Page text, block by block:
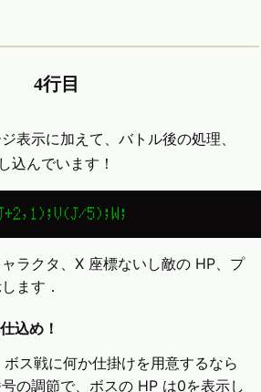
4行目
表示に加えて、バトル後の処理、
込んでいます！
5);W;
ラクタ、X 座標ないし敵の HP、プ
ます．
込め！
ス戦に何か仕掛けを用意するなら
号の調節で、ボスの HP は0を表示し